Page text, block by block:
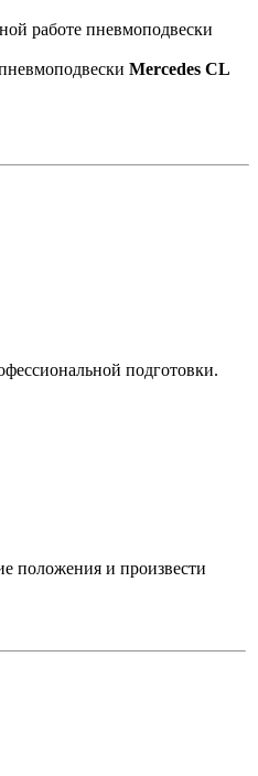
работе пневмоподвески
Mercedes CL
подготовки.
положения и произвести